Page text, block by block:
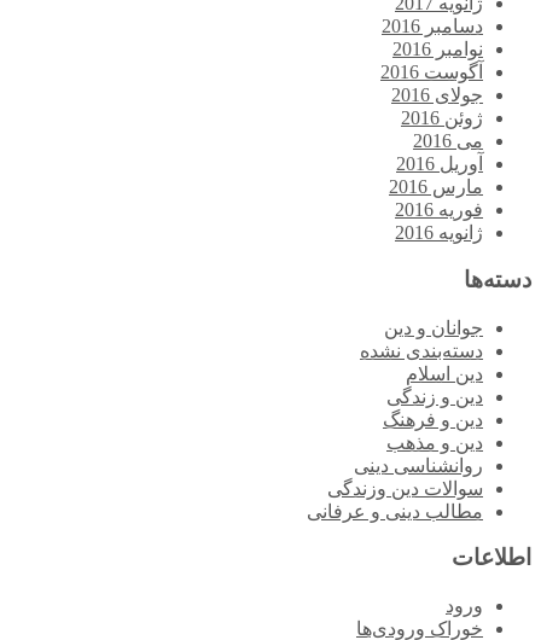
دسامبر 2016
نوامبر 2016
آگوست 2016
جولای 2016
ژوئن 2016
می 2016
آوریل 2016
مارس 2016
فوریه 2016
ژانویه 2016
دسته‌ها
جوانان و دین
دسته‌بندی نشده
دین اسلام
دین و زندگی
دین و فرهنگ
دین و مذهب
روانشناسی دینی
سوالات دین وزندگی
مطالب دینی و عرفانی
اطلاعات
ورود
خوراک ورودی‌ها